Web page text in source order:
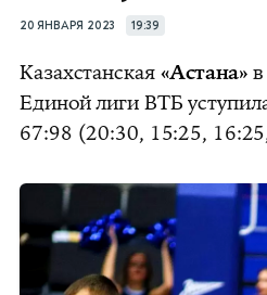
20 ЯНВАРЯ 2023 19:39
Казахстанская«Астана»
Единой лиги ВТБ
67:98 (20:30, 15:25,